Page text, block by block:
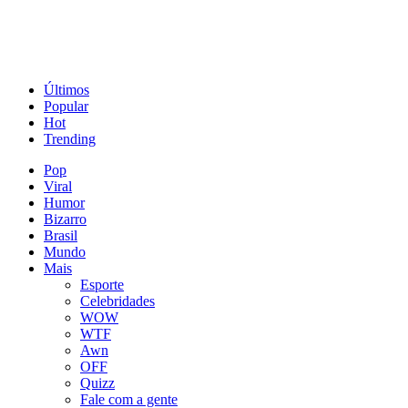
Últimos
Popular
Hot
Trending
Pop
Viral
Humor
Bizarro
Brasil
Mundo
Mais
Esporte
Celebridades
WOW
WTF
Awn
OFF
Quizz
Fale com a gente